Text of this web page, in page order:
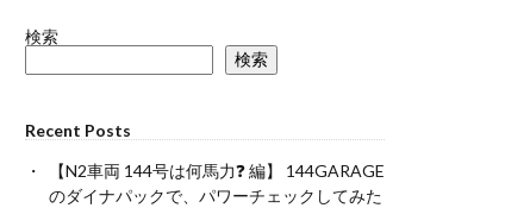
検索
検索
Recent Posts
【N2車両 144号は何馬力❓ 編】 144GARAGE
のダイナパックで、パワーチェックしてみた